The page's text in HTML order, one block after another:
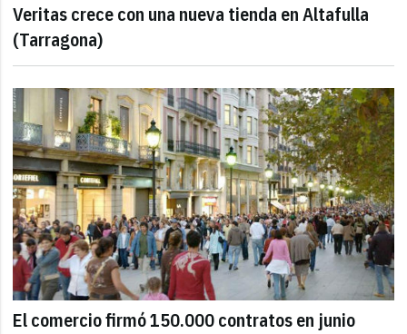
Veritas crece con una nueva tienda en Altafulla
(Tarragona)
El comercio firmó 150.000 contratos en junio